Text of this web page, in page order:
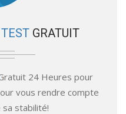
GRATUIT
24 Heures pour
vous rendre compte
stabilité!